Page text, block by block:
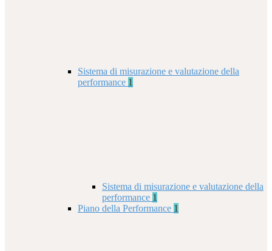
Sistema di misurazione e valutazione della
performance 1
Sistema di misurazione e valutazione della
performance 1
Piano della Performance 1